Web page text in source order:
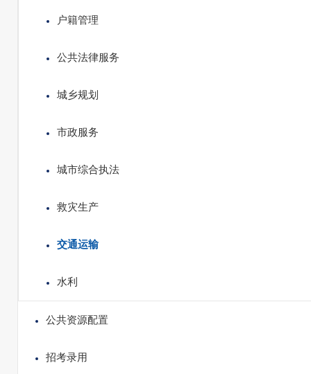
户籍管理
公共法律服务
城乡规划
市政服务
城市综合执法
救灾生产
交通运输
水利
公共资源配置
招考录用